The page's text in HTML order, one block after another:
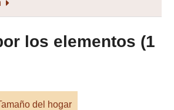
los elementos (1
del hogar